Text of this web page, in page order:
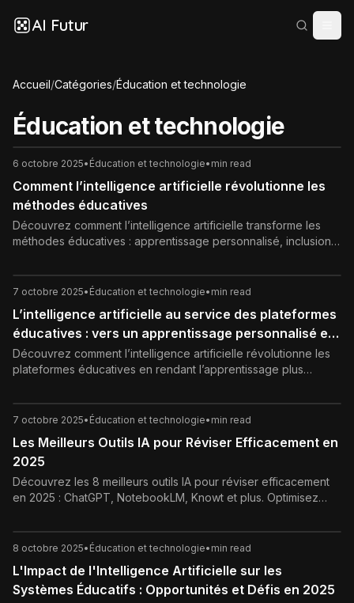
AI Futur
Accueil/Catégories/Éducation et technologie
Éducation et technologie
6 octobre 2025• Éducation et technologie• min read
Comment l’intelligence artificielle révolutionne les
méthodes éducatives
Découvrez comment l’intelligence artificielle transforme les
méthodes éducatives : apprentissage personnalisé, inclusion,
7 octobre 2025• Éducation et technologie• min read
L’intelligence artificielle au service des plateformes
éducatives : vers un apprentissage personnalisé et
inclusif
Découvrez comment l’intelligence artificielle révolutionne les
plateformes éducatives en rendant l’apprentissage plus
7 octobre 2025• Éducation et technologie• min read
Les Meilleurs Outils IA pour Réviser Efficacement en
2025
Découvrez les 8 meilleurs outils IA pour réviser efficacement
en 2025 : ChatGPT, NotebookLM, Knowt et plus. Optimisez
ces solutions gratuites et innovantes.
8 octobre 2025• Éducation et technologie• min read
L'Impact de l'Intelligence Artificielle sur les
Systèmes Éducatifs : Opportunités et Défis en 2025